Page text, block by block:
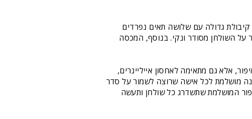
גדולה עם שלושה תאים נפרדים
השולחן מסודר ונקי. בנוסף, המכסה
אלא גם מתאימה לאחסון אייליינרים,
מושלמת לכל אישה שרוצה לשמור על סדר
המושלמת שתשדרג כל שולחן ותעשה